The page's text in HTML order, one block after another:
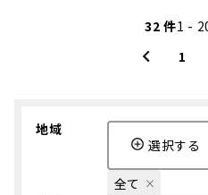
32 件1 -
1
地域
選択する
全て